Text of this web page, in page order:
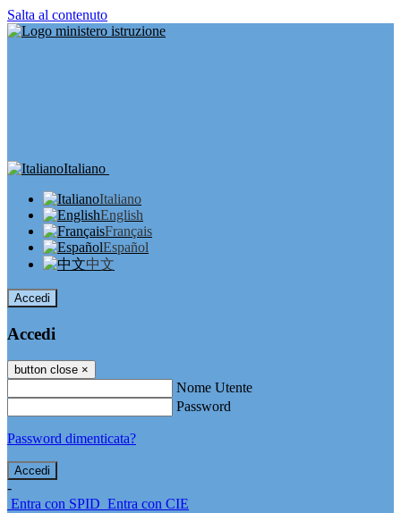
Salta al contenuto
Italiano
Italiano
English
Français
Español
中文
Accedi
Accedi
button close ×
Nome Utente
Password
Password dimenticata?
-
Entra con SPID Entra con CIE